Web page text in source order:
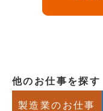
他のお仕事を探す
製造業のお仕事